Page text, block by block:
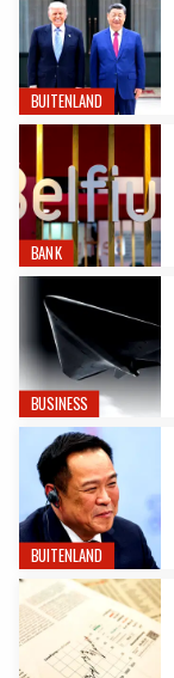
BUITENLAND
BANK
BUSINESS
BUITENLAND